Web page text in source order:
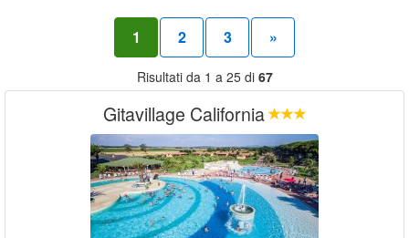
1 2 3 »
Risultati da 1 a 25 di 67
Gitavillage California